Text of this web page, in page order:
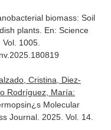
biomass: Soil
plants. En: Science
1005.
Cristina, Diez-
Rodríguez, María:
Molecular
Journal. 2025. Vol. 14.